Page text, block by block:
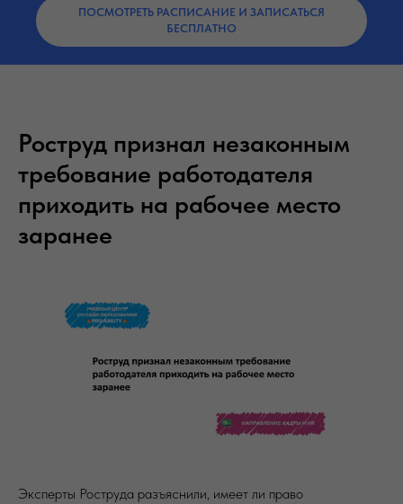
ПОСМОТРЕТЬ РАСПИСАНИЕ И ЗАПИСАТЬСЯ
БЕСПЛАТНО
Роструд признал незаконным
требование работодателя
приходить на рабочее место
заранее
Эксперты Роструда разъяснили, имеет ли право